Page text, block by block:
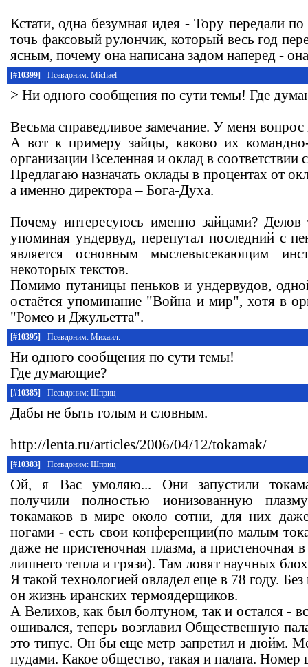
Кстати, одна безумная идея - Тору передали
точь факсовый рулончик, который весь год
ясным, почему она написана задом наперед -
[#10399] Псевдоним: Michael
> Ни одного сообщения по сути темы! Где
Весьма справедливое замечание. У меня
А вот к примеру зайцы, каково их
организации Вселенная и оклад в
Предлагаю назначать оклады в процентах от
а именно директора – Бога-Духа.
Почему интересуюсь именно зайцами?
упоминая ундервуд, перепутал последний с
является основным мыслевысекающим
некоторых текстов.
Помимо путаницы пеньков и ундервудов,
остаётся упоминание "Война и мир", хотя в
"Ромео и Джульетта".
[#10395] Псевдоним: Михаил.
Ни одного сообщения по сути темы!
Где думающие?
[#10385] Псевдоним: Шприц
Дабы не быть голым и словным.
http://lenta.ru/articles/2006/04/12/tokamak/
[#10383] Псевдоним: Шприц
Ой, я Вас умоляю... Они запустили
получили полностью ионизованную
токамаков в мире около сотни, для них
ногами - есть свои конференции(по малым
даже не пристеночная плазма, а пристеночная
лишнего тепла и грязи). Там ловят научных
Я такой технологией овладел еще в 78 году.
он жизнь иранских термоядерщиков.
А Велихов, как был болтуном, так и остался -
ошивался, теперь возглавил Общественную
это типус. Он бы еще метр запретил и дюйм.
пудами. Какое общество, такая и палата. Номер